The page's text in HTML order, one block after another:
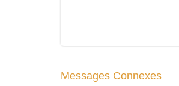
Messages Connexes